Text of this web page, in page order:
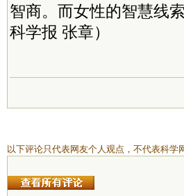
智商。而女性的智慧线
科学报 张章）
以下评论只代表网友个人观点，不代表科学